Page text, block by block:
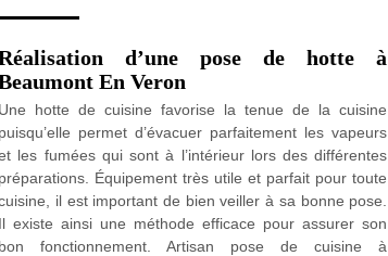
d’une pose de hotte à
En Veron
Une hotte de cuisine favorise la tenue de la cuisine
puisqu’elle permet d’évacuer parfaitement les vapeurs
les fumées qui sont à l’intérieur lors des différentes
préparations. Équipement très utile et parfait pour toute
il est important de bien veiller à sa bonne pose.
Il existe ainsi une méthode efficace pour assurer son
bon fonctionnement. Artisan pose de cuisine à